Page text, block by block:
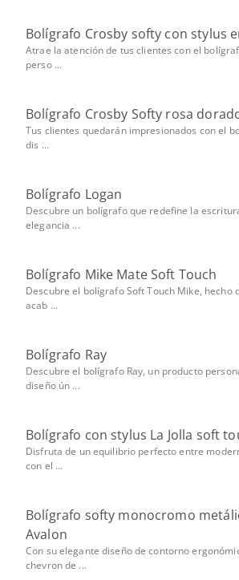
Bolígrafo Crosby softy con stylus
Atrae la atención de tus clientes con el
perso ...
Bolígrafo Crosby Softy rosa
Tus clientes quedarán impresionados con el
dis ...
Bolígrafo Logan
Descubre un bolígrafo que redefine la
elegancia ...
Bolígrafo Mike Mate Soft Touch
Descubre el bolígrafo Soft Touch Mike, hecho
acab ...
Bolígrafo Ray
Descubre el bolígrafo Ray, un producto
diseño ún ...
Bolígrafo con stylus La Jolla soft
Disfruta de un equilibrio perfecto entre
con el ...
Bolígrafo softy monocromo
Avalon
Con su elegante diseño de contorno
chevron de ...